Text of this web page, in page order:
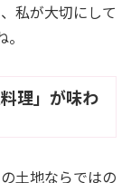
私が大切にして
理」が味わ
土地ならではの